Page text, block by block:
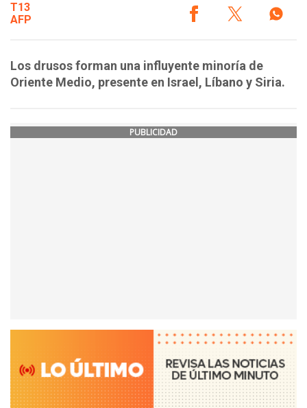
T13
AFP
Los drusos forman una influyente minoría de
Oriente Medio, presente en Israel, Líbano y Siria.
PUBLICIDAD